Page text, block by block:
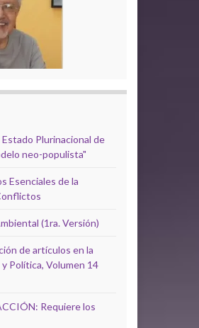
Plurinacional de
neo-populista"
Esenciales de la
(1ra. Versión)
de artículos en la
Política, Volumen 14
Requiere los